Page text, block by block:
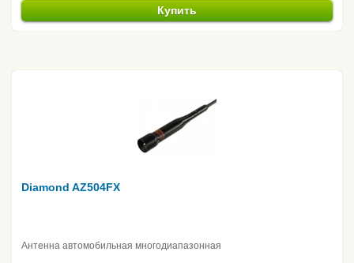
Купить
Diamond AZ504FX
Антенна автомобильная многодиапазонная